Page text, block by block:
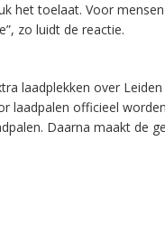
het toelaat. Voor
zo luidt de reactie.
laadplekken over Leiden
laadpalen officieel
Daarna maakt de